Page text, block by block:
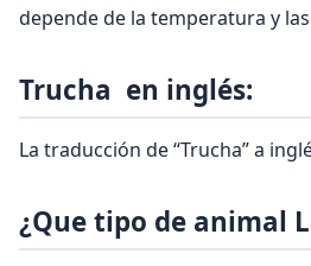
depende de la temperatura y
Trucha en inglés:
La traducción de “Trucha” a
¿Que tipo de animal